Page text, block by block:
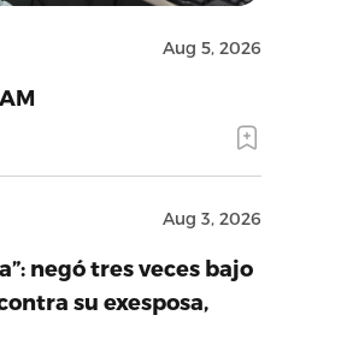
Aug 5, 2026
Aug 3, 2026
negó tres veces bajo
su exesposa,